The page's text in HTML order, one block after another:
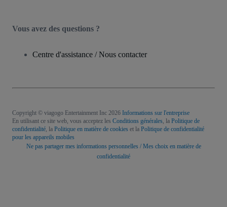
Vous avez des questions ?
Centre d'assistance / Nous contacter
Copyright © viagogo Entertainment Inc 2026 Informations sur l'entreprise
En utilisant ce site web, vous acceptez les Conditions générales, la Politique de
confidentialité, la Politique en matière de cookies et la Politique de confidentialité
pour les appareils mobiles
Ne pas partager mes informations personnelles / Mes choix en matière de
confidentialité